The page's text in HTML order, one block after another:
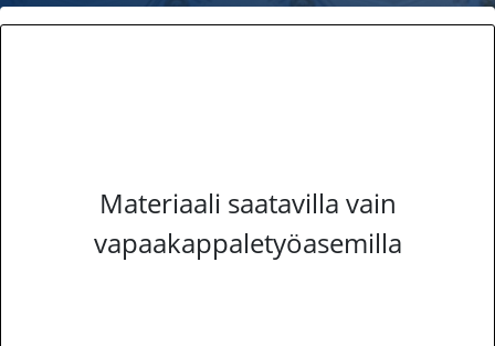
Materiaali saatavilla vain
vapaakappaletyöasemilla